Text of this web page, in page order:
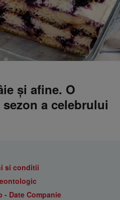
și afine. O
a celebrului
si conditii
- Date Companie